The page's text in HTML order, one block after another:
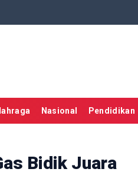
Nasional Pendidikan
Bidik Juara